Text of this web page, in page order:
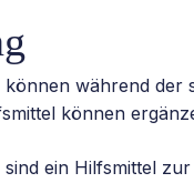
während
können
ein Hilfsmittel